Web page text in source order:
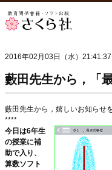
2016年02月03日（水）21:41:37
藪田先生から，「
藪田先生から，嬉しいお知らせ
****
今日は6年生
の授業に補
助で入り、
算数ソフト